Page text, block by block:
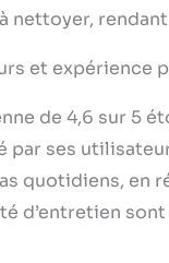
nettoyer,
et expérience
de 4,6 sur 5
ses
quotidiens, en
d’entretien